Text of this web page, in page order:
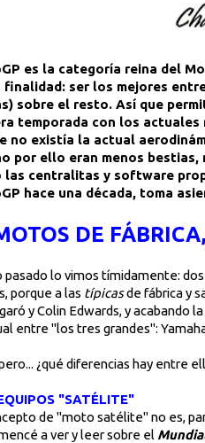
es la categoría reina del
finalidad: ser los mejores
sobre el resto. Así que
temporada con los actuales
no existía la actual
por ello eran menos
las centralitas y software
hace una década, toma
DE
pasado lo vimos tímidamente:
porque a las típicasde fábrica y
y Colin Edwards, y acabando
entre "los tres grandes":
¿qué diferencias hay entre
"SATÉLITE"
de "moto satélite" no es,
a ver y leer sobre el